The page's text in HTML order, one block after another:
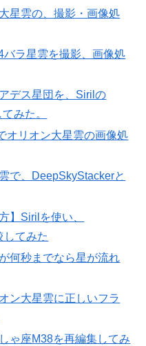
星雲の、撮影・画像処
バラ星雲を撮影、画像処
デス星団を、Sirilの
みた。
オリオン大星雲の画像処
で、DeepSkyStackerと
】Sirilを使い、
してみた
何秒までなら星が流れ
ン大星雲に正しいフラ
ゃ座M38を再編集してみ